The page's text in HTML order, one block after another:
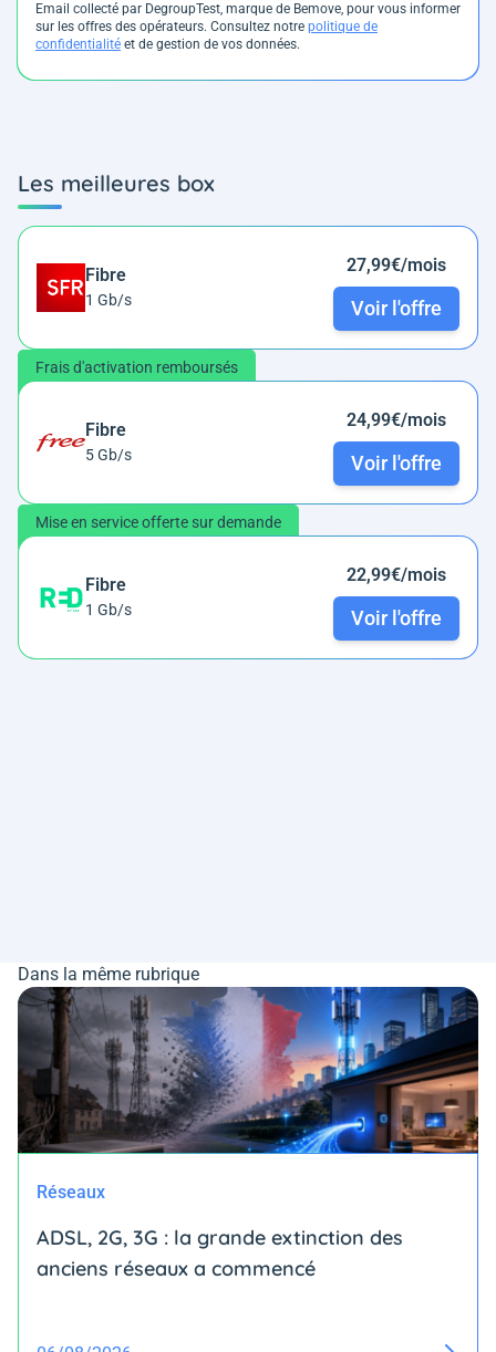
Email collecté par DegroupTest, marque de Bemove, pour vous informer
sur les offres des opérateurs. Consultez notre politique de
confidentialité et de gestion de vos données.
Les meilleures box
Fibre
1 Gb/s
27,99€/mois
Voir l'offre
Frais d'activation remboursés
Fibre
5 Gb/s
24,99€/mois
Voir l'offre
Mise en service offerte sur demande
Fibre
1 Gb/s
22,99€/mois
Voir l'offre
Dans la même rubrique
Réseaux
ADSL, 2G, 3G : la grande extinction des
anciens réseaux a commencé